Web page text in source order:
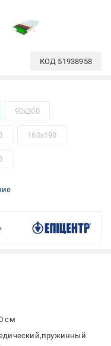
КОД 51938958
90x200
160x190
см
пружинный